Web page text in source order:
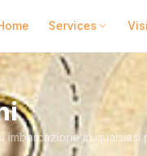
Services
imbarcazione in qualsiasi